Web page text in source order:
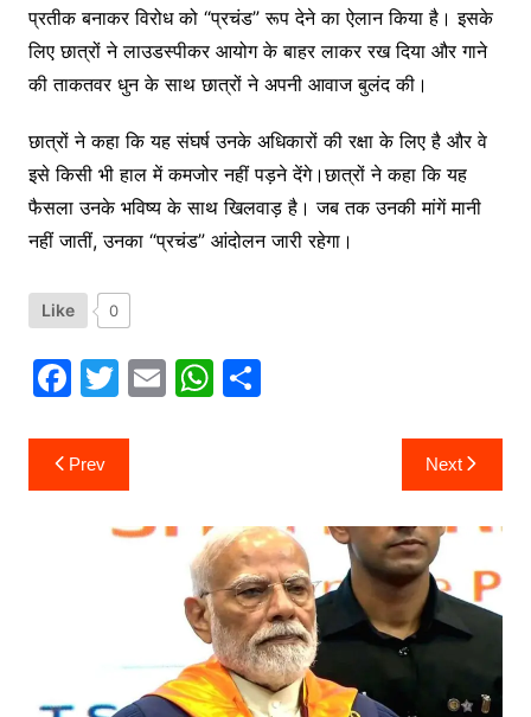
प्रतीक बनाकर विरोध को “प्रचंड” रूप देने का ऐलान किया है। इसके
लिए छात्रों ने लाउडस्पीकर आयोग के बाहर लाकर रख दिया और गाने
की ताकतवर धुन के साथ छात्रों ने अपनी आवाज बुलंद की।
छात्रों ने कहा कि यह संघर्ष उनके अधिकारों की रक्षा के लिए है और वे
इसे किसी भी हाल में कमजोर नहीं पड़ने देंगे।छात्रों ने कहा कि यह
फैसला उनके भविष्य के साथ खिलवाड़ है। जब तक उनकी मांगें मानी
नहीं जातीं, उनका “प्रचंड” आंदोलन जारी रहेगा।
Like 0
F
c
e
T
itt
er
E W
A
p
p
S
PostPrev Next